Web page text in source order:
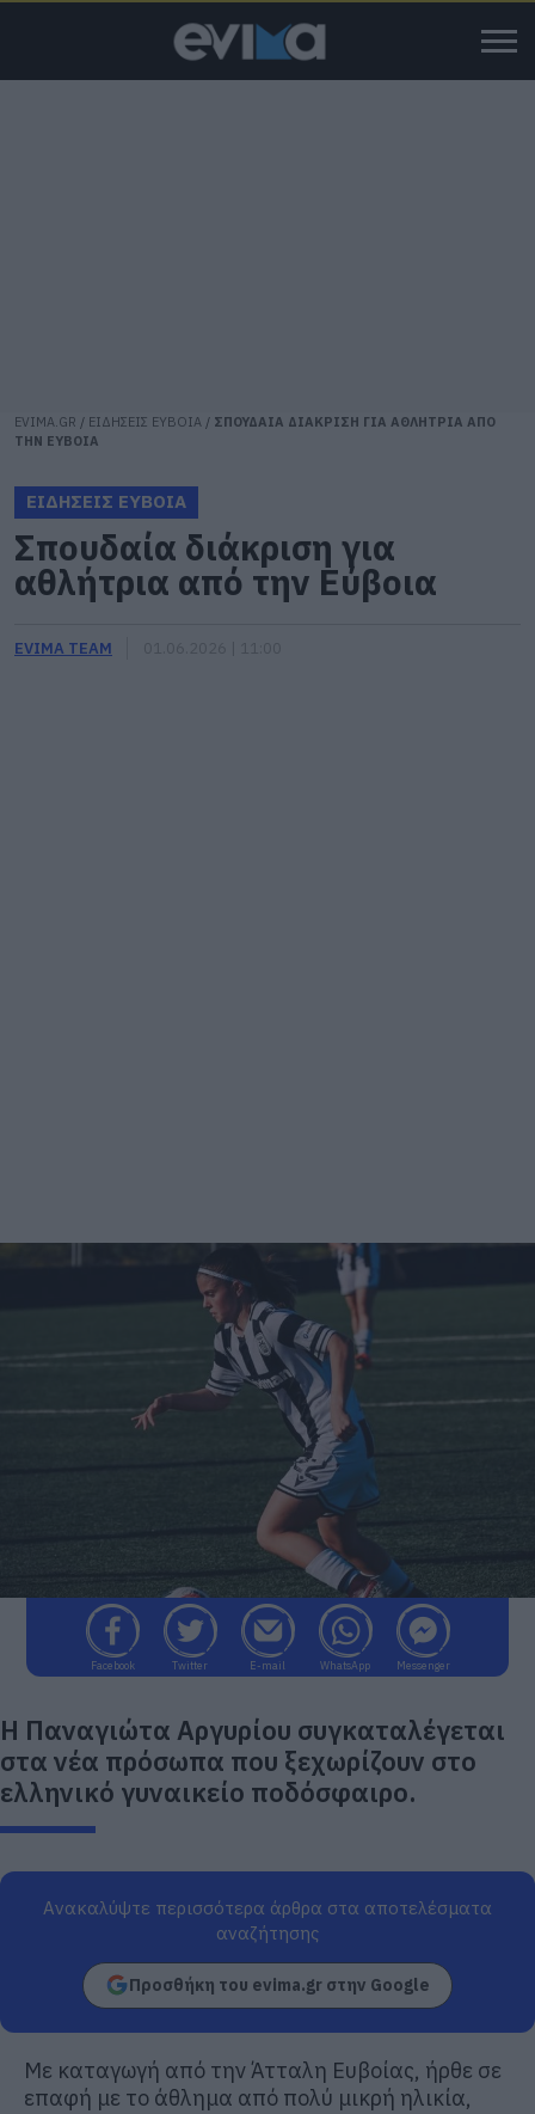
EVIMA.GR / ΕΙΔΗΣΕΙΣ ΕΥΒΟΙΑ / ΣΠΟΥΔΑΙΑ ΔΙΑΚΡΙΣΗ ΓΙΑ ΑΘΛΗΤΡΙΑ ΑΠΟ
ΤΗΝ ΕΥΒΟΙΑ
ΕΙΔΗΣΕΙΣ ΕΥΒΟΙΑ
Σπουδαία διάκριση για
αθλήτρια από την Εύβοια
EVIMA TEAM
Facebook Twitter E-mail WhatsApp Messenger
Η Παναγιώτα Αργυρίου συγκαταλέγεται
στα νέα πρόσωπα που ξεχωρίζουν στο
ελληνικό γυναικείο ποδόσφαιρο.
Ανακαλύψτε περισσότερα άρθρα στα αποτελέσματα
αναζήτησης
Προσθήκη του evima.gr στην Google
Με καταγωγή από την Άτταλη Ευβοίας, ήρθε σε
επαφή με το άθλημα από πολύ μικρή ηλικία,